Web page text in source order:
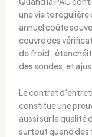
une visite
annuel coûte
couvre des
de froid :
des sondes, et
Le contrat
constitue une
aussi sur la qualité
surtout quand des